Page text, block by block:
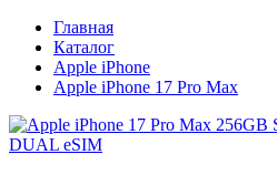
Главная
Каталог
Apple iPhone
Apple iPhone 17 Pro Max